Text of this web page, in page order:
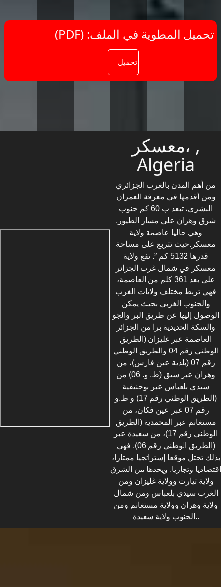
(PDF) :تحميل المطوية في الملف
معسكر، ,
Algeria
من أهم المدن بالغرب الجزائري
ومن أقدمها في معرفة العمران
البشري، تبعد ب 60 كم جنوب
شرق وهران على مسار الطيور.
وهي حاليا عاصمة ولاية
معسكر.حيث تتربع على مساحة
قدرها 5132 كم ². تقع ولاية
معسكر في شمال غرب الجزائر
على بعد 361 كلم من العاصمة،
فهي تربط مختلف ولايات الغرب
والجنوب الغربي بحيث يمكن
الوصول إليها عن طريق البر والجو
والسكة الحديدية برا من الجزائر
العاصمة عبر غليزان (الطريق
الوطني رقم 04 والطريق الوطني
رقم 07 (بلدية عين فارس)، من
وهران عبر سيق (ط. و. 06) من
سيدي بلعباس عبر بوحنيفية
(الطريق الوطني رقم 17) و ط.و
رقم 07 عبر عين فكان، من
مستغانم عبر المحمدية (الطريق
الوطني رقم 17)، من سعيدة عبر
(الطريق الوطني رقم 06). فهي
بذلك تحتل موقعا إستراتجيا ممتازا،
اقتصاديا وتجاريا. ويحدها من الشرق
ولاية تيارت وولاية غليزان ومن
الغرب سيدي بلعباس ومن شمال
ولاية وهران وولاية مستغانم ومن
الجنوب ولاية سعيدة..